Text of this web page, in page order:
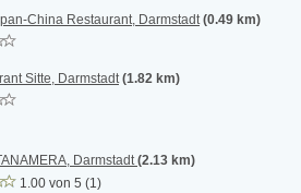
China Restaurant, Darmstadt (0.49 km)
Sitte, Darmstadt (1.82 km)
Darmstadt(2.13 km)
1.00 von 5 (1)